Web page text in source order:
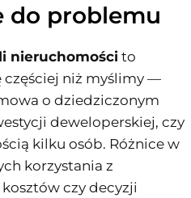
do problemu
nieruchomości to
częściej niż myślimy —
o dziedziczonym
deweloperskiej, czy
kilku osób. Różnice w
korzystania z
czy decyzji